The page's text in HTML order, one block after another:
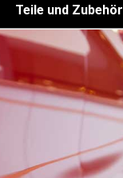
Teile und Zubehör